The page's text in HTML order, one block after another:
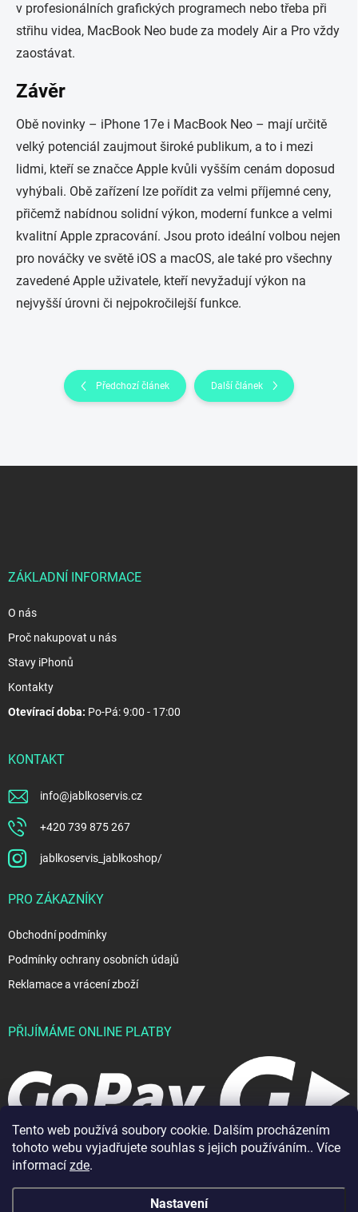
Tento web používá soubory cookie. Dalším procházením
tohoto webu vyjadřujete souhlas s jejich používáním.. Více
informací zde.
Nastavení
v profesionálních grafických programech nebo třeba při
střihu videa, MacBook Neo bude za modely Air a Pro vždy
zaostávat.
Závěr
Obě novinky – iPhone 17e i MacBook Neo – mají určitě
velký potenciál zaujmout široké publikum, a to i mezi
lidmi, kteří se značce Apple kvůli vyšším cenám doposud
vyhýbali. Obě zařízení lze pořídit za velmi příjemné ceny,
přičemž nabídnou solidní výkon, moderní funkce a velmi
kvalitní Apple zpracování. Jsou proto ideální volbou nejen
pro nováčky ve světě iOS a macOS, ale také pro všechny
zavedené Apple uživatele, kteří nevyžadují výkon na
nejvyšší úrovni či nejpokročilejší funkce.
Předchozí článek Další článek
ZÁKLADNÍ INFORMACE
O nás
Proč nakupovat u nás
Stavy iPhonů
Kontakty
Otevírací doba: Po-Pá: 9:00 - 17:00
KONTAKT
info@jablkoservis.cz
+420 739 875 267
jablkoservis_jablkoshop/
PRO ZÁKAZNÍKY
Obchodní podmínky
Podmínky ochrany osobních údajů
Reklamace a vrácení zboží
PŘIJÍMÁME ONLINE PLATBY
JablkoShop. Všechna práva vyhrazena.